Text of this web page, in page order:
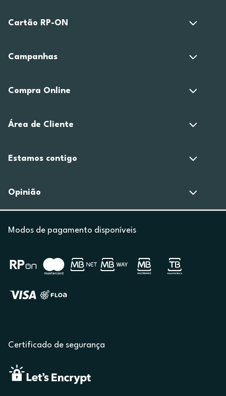
Cartão RP-ON
Campanhas
Compra Online
Área de Cliente
Estamos contigo
Opinião
Modos de pagamento disponíveis
Certificado de segurança